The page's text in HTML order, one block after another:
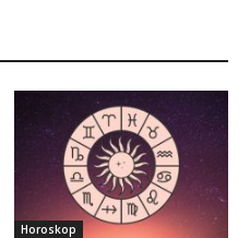
Horoskop